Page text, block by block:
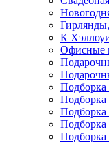
К
Офисные
Подборка
Подборка
Подборка
Подборка
Подборка